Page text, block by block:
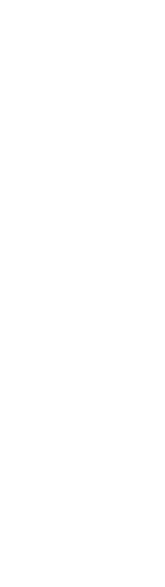
2,